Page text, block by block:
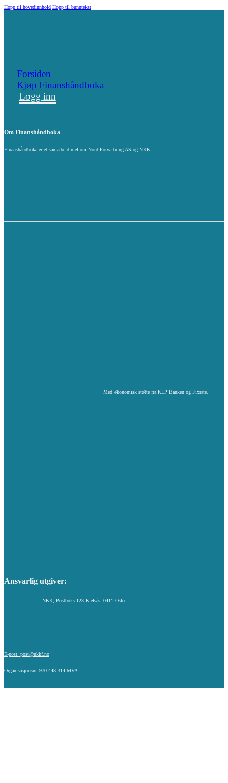
Hopp til hovedinnhold Hopp til bunntekst
Forsiden
Kjøp Finanshåndboka
Logg inn
Om Finanshåndboka
Finanshåndboka er et samarbeid mellom Nord Forvaltning AS og NKK.
Med økonomisk støtte fra KLP Banken og Fixrate.
Ansvarlig utgiver:
NKK, Postboks 123 Kjelsås, 0411 Oslo
E-post: post@nkkf.no
Organisasjonsnr. 970 448 314 MVA